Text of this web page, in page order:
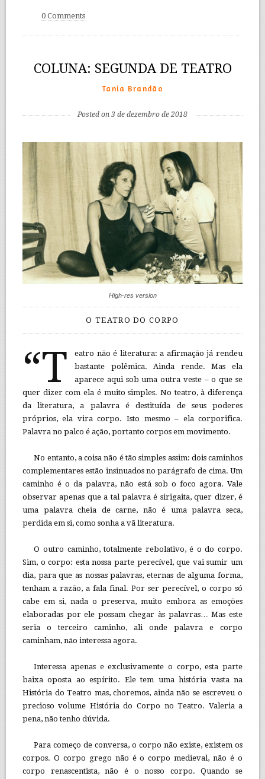
0 Comments
COLUNA: SEGUNDA DE TEATRO
Tania Brandão
Posted on 3 de dezembro de 2018
High-res version
O TEATRO DO CORPO
“T
eatro não é literatura: a afirmação já rendeu
bastante polêmica. Ainda rende. Mas ela
aparece aqui sob uma outra veste – o que se
quer dizer com ela é muito simples. No teatro, à diferença
da literatura, a palavra é destituída de seus poderes
próprios, ela vira corpo. Isto mesmo – ela corporifica.
Palavra no palco é ação, portanto corpos em movimento.
No entanto, a coisa não é tão simples assim: dois caminhos
complementares estão insinuados no parágrafo de cima. Um
caminho é o da palavra, não está sob o foco agora. Vale
observar apenas que a tal palavra é sirigaita, quer dizer, é
uma palavra cheia de carne, não é uma palavra seca,
perdida em si, como sonha a vã literatura.
O outro caminho, totalmente rebolativo, é o do corpo.
Sim, o corpo: esta nossa parte perecível, que vai sumir um
dia, para que as nossas palavras, eternas de alguma forma,
tenham a razão, a fala final. Por ser perecível, o corpo só
cabe em si, nada o preserva, muito embora as emoções
elaboradas por ele possam chegar às palavras… Mas este
seria o terceiro caminho, ali onde palavra e corpo
caminham, não interessa agora.
Interessa apenas e exclusivamente o corpo, esta parte
baixa oposta ao espírito. Ele tem uma história vasta na
História do Teatro mas, choremos, ainda não se escreveu o
precioso volume História do Corpo no Teatro. Valeria a
pena, não tenho dúvida.
Para começo de conversa, o corpo não existe, existem os
corpos. O corpo grego não é o corpo medieval, não é o
corpo renascentista, não é o nosso corpo. Quando se